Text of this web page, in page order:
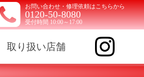
お問い合わせ・修理依頼はこちらから
0120-50-8080
受付時間 10:00～17:00
取り扱い店舗